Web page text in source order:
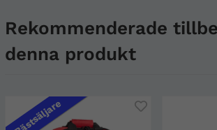
Rekommenderade
denna produkt
Bästsäljare